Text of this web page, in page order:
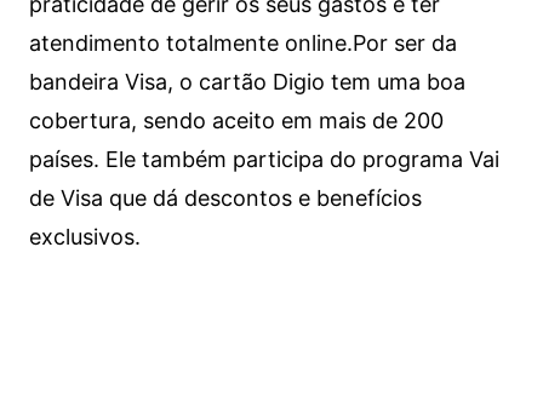
atendimento totalmente online.Por ser da
bandeira Visa, o cartão Digio tem uma boa
cobertura, sendo aceito em mais de 200
países. Ele também participa do programa Vai
de Visa que dá descontos e benefícios
exclusivos.